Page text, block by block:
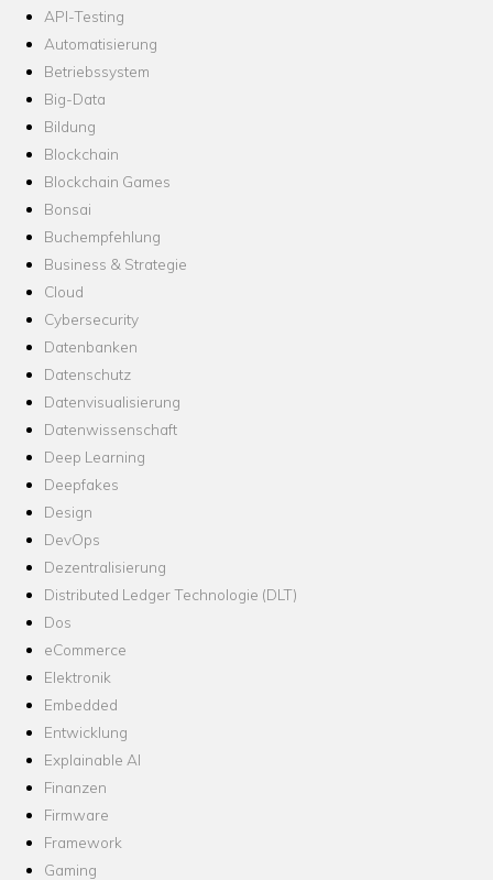
API-Testing
Automatisierung
Betriebssystem
Big-Data
Bildung
Blockchain
Blockchain Games
Bonsai
Buchempfehlung
Business & Strategie
Cloud
Cybersecurity
Datenbanken
Datenschutz
Datenvisualisierung
Datenwissenschaft
Deep Learning
Deepfakes
Design
DevOps
Dezentralisierung
Distributed Ledger Technologie (DLT)
Dos
eCommerce
Elektronik
Embedded
Entwicklung
Explainable AI
Finanzen
Firmware
Framework
Gaming